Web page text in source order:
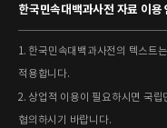
한국민속대백과사전 자료 이용
1. 한국민속대백과사전의 텍스트
적용합니다.
2. 상업적 이용이 필요하시면 국립
협의하시기 바랍니다.